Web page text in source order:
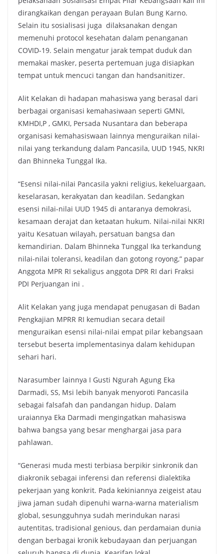
dirangkaikan dengan perayaan Bulan Bung Karno.
Selain itu sosialisasi juga dilaksanakan dengan
memenuhi protocol kesehatan dalam penanganan
COVID-19. Selain mengatur jarak tempat duduk dan
memakai masker, peserta pertemuan juga disiapkan
tempat untuk mencuci tangan dan handsanitizer.
Alit Kelakan di hadapan mahasiswa yang berasal dari
berbagai organisasi kemahasiwaan seperti GMNI,
KMHDI,P , GMKI, Persada Nusantara dan beberapa
organisasi kemahasiswaan lainnya menguraikan nilai-
nilai yang terkandung dalam Pancasila, UUD 1945, NKRI
dan Bhinneka Tunggal Ika.
“Esensi nilai-nilai Pancasila yakni religius, kekeluargaan,
keselarasan, kerakyatan dan keadilan. Sedangkan
esensi nilai-nilai UUD 1945 di antaranya demokrasi,
kesamaan derajat dan ketaatan hukum. Nilai-nilai NKRI
yaitu Kesatuan wilayah, persatuan bangsa dan
kemandirian. Dalam Bhinneka Tunggal Ika terkandung
nilai-nilai toleransi, keadilan dan gotong royong,” papar
Anggota MPR RI sekaligus anggota DPR RI dari Fraksi
PDI Perjuangan ini .
Alit Kelakan yang juga mendapat penugasan di Badan
Pengkajian MPRR RI kemudian secara detail
menguraikan esensi nilai-nilai empat pilar kebangsaan
tersebut beserta implementasinya dalam kehidupan
sehari hari.
Narasumber lainnya I Gusti Ngurah Agung Eka
Darmadi, SS, Msi lebih banyak menyoroti Pancasila
sebagai falsafah dan pandangan hidup. Dalam
uraiannya Eka Darmadi mengingatkan mahasiswa
bahwa bangsa yang besar menghargai jasa para
pahlawan.
“Generasi muda mesti terbiasa berpikir sinkronik dan
diakronik sebagai inferensi dan referensi dialektika
pekerjaan yang konkrit. Pada kekiniannya zeigeist atau
jiwa jaman sudah dipenuhi warna-warna materialism
global, sesungguhnya sudah merindukan narasi
autentitas, tradisional genious, dan perdamaian dunia
dengan berbagai kronik kebudayaan dan perjuangan